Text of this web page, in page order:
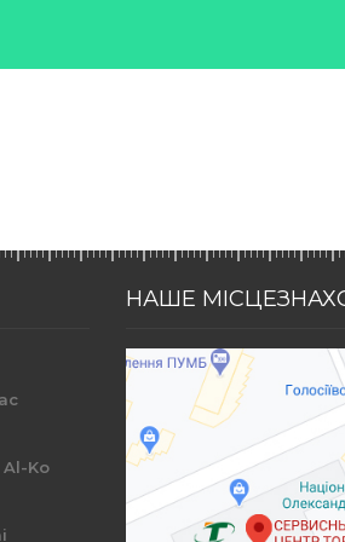
Al-Ko
НАШЕ